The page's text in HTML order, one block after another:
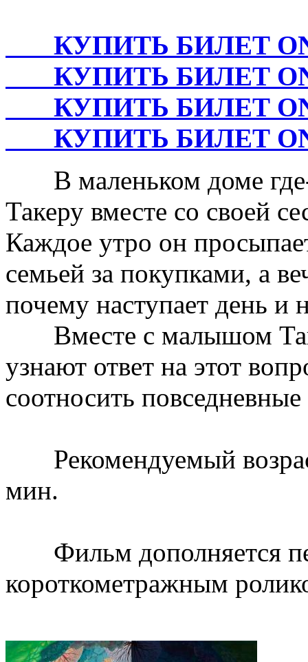
КУПИТЬ БИЛЕТ
КУПИТЬ БИЛЕТ
КУПИТЬ БИЛЕТ
КУПИТЬ БИЛЕТ
В маленьком доме
Такеру вместе со своей
Каждое утро он
семьей за покупками, а
почему наступает день и
Вместе с малышом
узнают ответ на этот
соотносить
Рекомендуемый
мин.
Фильм дополняется
короткометражным